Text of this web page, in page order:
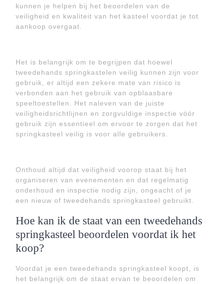
kunnen je helpen bij het beoordelen van de
veiligheid en kwaliteit van het kasteel voordat je tot
aankoop overgaat.
Het is belangrijk om te begrijpen dat hoewel
tweedehands springkastelen veilig kunnen zijn voor
gebruik, er altijd een zekere mate van risico is
verbonden aan het gebruik van opblaasbare
speeltoestellen. Het naleven van de juiste
veiligheidsrichtlijnen en zorgvuldige inspectie vóór
gebruik zijn essentieel om ervoor te zorgen dat het
springkasteel veilig is voor alle gebruikers.
Onthoud altijd dat veiligheid voorop staat bij het
organiseren van evenementen en dat regelmatig
onderhoud en inspectie nodig zijn, ongeacht of je
een nieuw of tweedehands springkasteel gebruikt.
Hoe kan ik de staat van een tweedehands
springkasteel beoordelen voordat ik het
koop?
Voordat je een tweedehands springkasteel koopt, is
het belangrijk om de staat ervan te beoordelen om